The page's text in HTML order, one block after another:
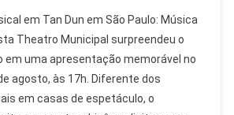
Dun
Em
São
Paulo:
Música
em Tan Dun em São Paulo: Música
Theatro Municipal surpreendeu o
em uma apresentação memorável no
agosto, às 17h. Diferente dos
em casas de espetáculo, o